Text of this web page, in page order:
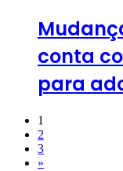
conta
para
1
2
3
»